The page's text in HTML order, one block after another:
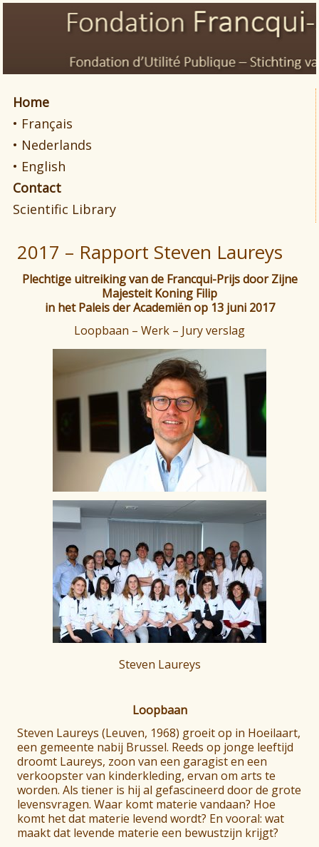
Home
• Français
• Nederlands
• English
Contact
Scientific Library
2017 – Rapport Steven Laureys
Plechtige uitreiking van de Francqui-Prijs door Zijne
Majesteit Koning Filip
in het Paleis der Academiën op 13 juni 2017
Loopbaan – Werk – Jury verslag
Steven Laureys
Loopbaan
Steven Laureys (Leuven, 1968) groeit op in Hoeilaart,
een gemeente nabij Brussel. Reeds op jonge leeftijd
droomt Laureys, zoon van een garagist en een
verkoopster van kinderkleding, ervan om arts te
worden. Als tiener is hij al gefascineerd door de grote
levensvragen. Waar komt materie vandaan? Hoe
komt het dat materie levend wordt? En vooral: wat
maakt dat levende materie een bewustzijn krijgt?